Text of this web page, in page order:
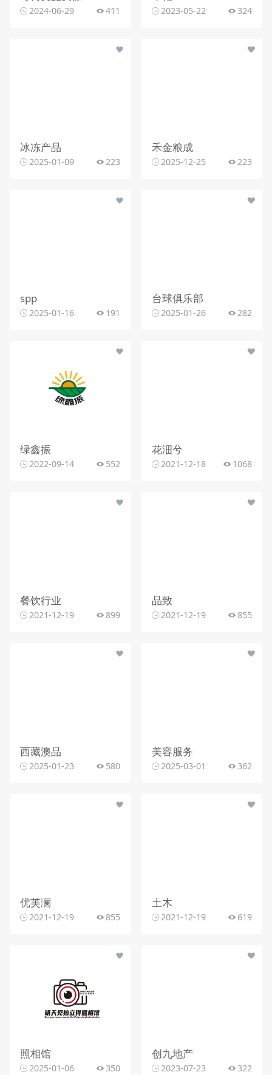
2024-06-29 411 2023-05-22 324
冰冻产品
2025-01-09 223
禾金粮成
2025-12-25 223
spp
2025-01-16 191
台球俱乐部
2025-01-26 282
绿鑫振
2022-09-14 552
花沺兮
2021-12-18 1068
餐饮行业
2021-12-19 899
品致
2021-12-19 855
西藏澳品
2025-01-23 580
美容服务
2025-03-01 362
优芙澜
2021-12-19 855
土木
2021-12-19 619
照相馆
2025-01-06 350
创九地产
2023-07-23 322